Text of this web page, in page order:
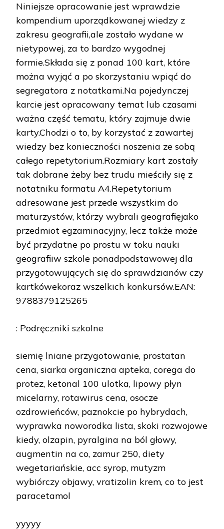
Niniejsze opracowanie jest wprawdzie
kompendium uporządkowanej wiedzy z
zakresu geografii,ale zostało wydane w
nietypowej, za to bardzo wygodnej
formie.Składa się z ponad 100 kart, które
można wyjąć a po skorzystaniu wpiąć do
segregatora z notatkami.Na pojedynczej
karcie jest opracowany temat lub czasami
ważna część tematu, który zajmuje dwie
karty.Chodzi o to, by korzystać z zawartej
wiedzy bez konieczności noszenia ze sobą
całego repetytorium.Rozmiary kart zostały
tak dobrane żeby bez trudu mieściły się z
notatniku formatu A4.Repetytorium
adresowane jest przede wszystkim do
maturzystów, którzy wybrali geografięjako
przedmiot egzaminacyjny, lecz także może
być przydatne po prostu w toku nauki
geografiiw szkole ponadpodstawowej dla
przygotowujących się do sprawdzianów czy
kartkówekoraz wszelkich konkursów.EAN:
9788379125265
: Podręczniki szkolne
siemię lniane przygotowanie, prostatan
cena, siarka organiczna apteka, corega do
protez, ketonal 100 ulotka, lipowy płyn
micelarny, rotawirus cena, osocze
ozdrowieńców, paznokcie po hybrydach,
wyprawka noworodka lista, skoki rozwojowe
kiedy, olzapin, pyralgina na ból głowy,
augmentin na co, zamur 250, diety
wegetariańskie, acc syrop, mutyzm
wybiórczy objawy, vratizolin krem, co to jest
paracetamol
yyyyy